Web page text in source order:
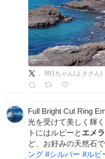
。991ちゃん(よささん)
Full Bright Cut Ring
光を受けて美しく輝
トにはルビーと エメ
ど、お好みの天然石
ング #シルバー #ルビ